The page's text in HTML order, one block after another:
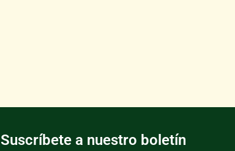
Suscríbete a nuestro boletín